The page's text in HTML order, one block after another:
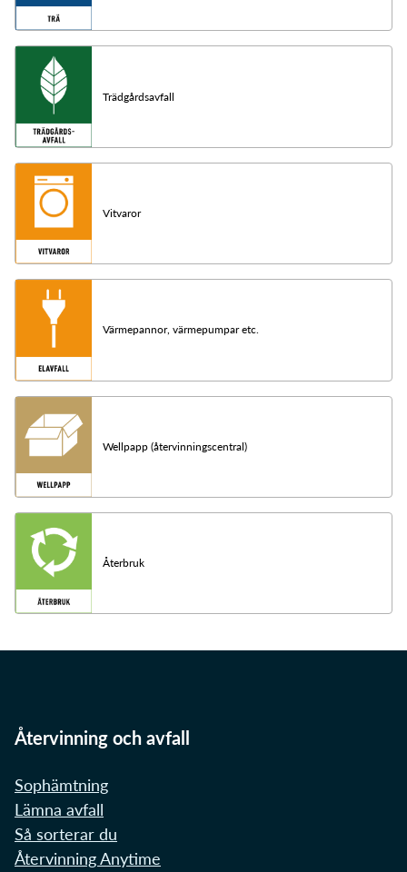
Trädgårdsavfall
Vitvaror
Värmepannor, värmepumpar etc.
Wellpapp (återvinningscentral)
Återbruk
Återvinning och avfall
Sophämtning
Lämna avfall
Så sorterar du
Återvinning Anytime